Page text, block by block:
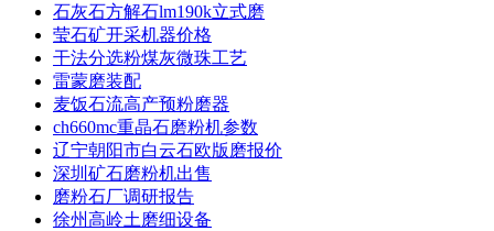
石灰石方解石lm190k立式磨
莹石矿开采机器价格
干法分选粉煤灰微珠工艺
雷蒙磨装配
麦饭石流高产预粉磨器
ch660mc重晶石磨粉机参数
辽宁朝阳市白云石欧版磨报价
深圳矿石磨粉机出售
磨粉石厂调研报告
徐州高岭土磨细设备